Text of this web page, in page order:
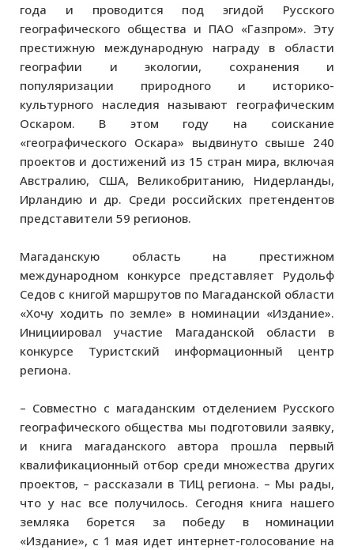
года и проводится под эгидой Русского
географического общества и ПАО «Газпром». Эту
престижную международную награду в области
географии и экологии, сохранения и
популяризации природного и историко-
культурного наследия называют географическим
Оскаром. В этом году на соискание
«географического Оскара» выдвинуто свыше 240
проектов и достижений из 15 стран мира, включая
Австралию, США, Великобританию, Нидерланды,
Ирландию и др. Среди российских претендентов
представители 59 регионов.
Магаданскую область на престижном
международном конкурсе представляет Рудольф
Седов с книгой маршрутов по Магаданской области
«Хочу ходить по земле» в номинации «Издание».
Инициировал участие Магаданской области в
конкурсе Туристский информационный центр
региона.
– Совместно с магаданским отделением Русского
географического общества мы подготовили заявку,
и книга магаданского автора прошла первый
квалификационный отбор среди множества других
проектов, – рассказали в ТИЦ региона. – Мы рады,
что у нас все получилось. Сегодня книга нашего
земляка борется за победу в номинации
«Издание», с 1 мая идет интернет-голосование на